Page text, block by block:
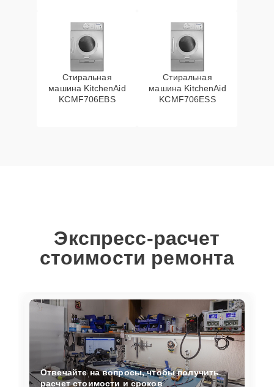
Стиральная
машина KitchenAid
KCMF706EBS
Стиральная
машина KitchenAid
KCMF706ESS
Экспресс-расчет
стоимости ремонта
Отвечайте на вопросы, чтобы получить
расчет стоимости и сроков